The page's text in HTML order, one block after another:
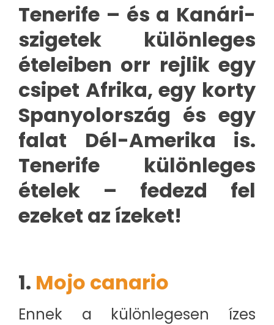
Tenerife – és a Kanári-
szigetek különleges
ételeiben orr rejlik egy
csipet Afrika, egy korty
Spanyolország és egy
falat Dél-Amerika is.
Tenerife különleges
ételek – fedezd fel
ezeket az ízeket!
1. Mojo canario
Ennek a különlegesen ízes